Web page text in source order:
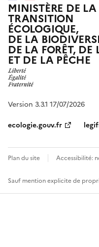
MINISTÈRE DE LA
TRANSITION
ÉCOLOGIQUE,
DE LA
DE LA FORÊT, DE
ET DE LA PÊCHE
Version 3.3.1 17/07/2026
ecologie.gouv.fr
Plan du site Accessibilité:
Sauf mention explicite de